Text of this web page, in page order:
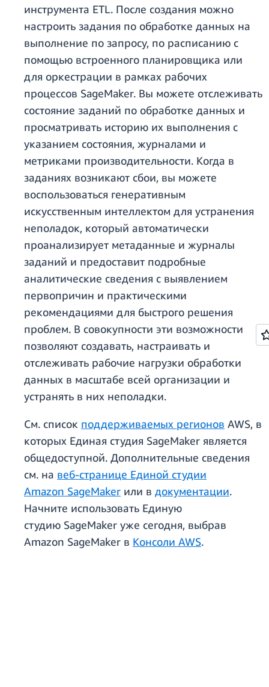
инструмента ETL. После создания можно
настроить задания по обработке данных на
выполнение по запросу, по расписанию с
помощью встроенного планировщика или
для оркестрации в рамках рабочих
процессов SageMaker. Вы можете отслеживать
состояние заданий по обработке данных и
просматривать историю их выполнения с
указанием состояния, журналами и
метриками производительности. Когда в
заданиях возникают сбои, вы можете
воспользоваться генеративным
искусственным интеллектом для устранения
неполадок, который автоматически
проанализирует метаданные и журналы
заданий и предоставит подробные
аналитические сведения с выявлением
первопричин и практическими
рекомендациями для быстрого решения
проблем. В совокупности эти возможности
позволяют создавать, настраивать и
отслеживать рабочие нагрузки обработки
данных в масштабе всей организации и
устранять в них неполадки.
См. список поддерживаемых регионов AWS, в
которых Единая студия SageMaker является
общедоступной. Дополнительные сведения
см. на веб-странице Единой студии
Amazon SageMaker или в документации.
Начните использовать Единую
студию SageMaker уже сегодня, выбрав
Amazon SageMaker в Консоли AWS.